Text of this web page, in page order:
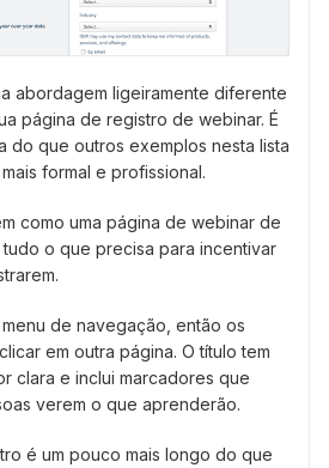
abordagem ligeiramente diferente
página de registro de webinar. É
do que outros exemplos nesta lista
formal e profissional.
como uma página de webinar de
o que precisa para incentivar
de navegação, então os
em outra página. O título tem
clara e inclui marcadores que
verem o que aprenderão.
é um pouco mais longo do que